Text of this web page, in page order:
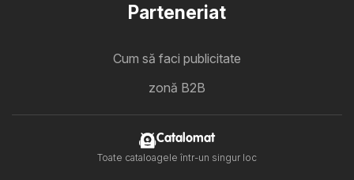
Parteneriat
Cum să faci publicitate
zonă B2B
Catalomat
Toate cataloagele într-un singur loc